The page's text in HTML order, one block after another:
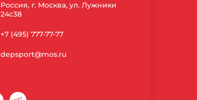
Россия, г. Москва, ул. Лужники
24с38
+7 (495) 777-77-77
depsport@mos.ru